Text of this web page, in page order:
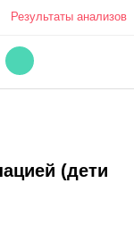
Результаты анализов
(дети